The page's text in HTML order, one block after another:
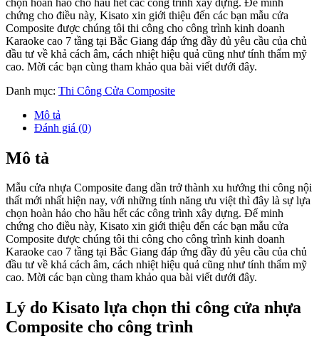
chứng cho điều này, Kisato xin giới thiệu đến các bạn mẫu cửa
Composite được chúng tôi thi công cho công trình kinh doanh
Karaoke cao 7 tầng tại Bắc Giang đáp ứng đầy đủ yêu cầu của chủ
đầu tư về khả cách âm, cách nhiệt hiệu quả cũng như tính thẩm mỹ
cao. Mời các bạn cùng tham khảo qua bài viết dưới đây.
Danh mục: Thi Công Cửa Composite
Mô tả
Đánh giá (0)
Mô tả
Mẫu cửa nhựa Composite đang dần trở thành xu hướng thi công nội
thất mới nhất hiện nay, với những tính năng ưu việt thì đây là sự lựa
chọn hoàn hảo cho hầu hết các công trình xây dựng. Để minh
chứng cho điều này, Kisato xin giới thiệu đến các bạn mẫu cửa
Composite được chúng tôi thi công cho công trình kinh doanh
Karaoke cao 7 tầng tại Bắc Giang đáp ứng đầy đủ yêu cầu của chủ
đầu tư về khả cách âm, cách nhiệt hiệu quả cũng như tính thẩm mỹ
cao. Mời các bạn cùng tham khảo qua bài viết dưới đây.
Lý do Kisato lựa chọn thi công cửa nhựa
Composite cho công trình